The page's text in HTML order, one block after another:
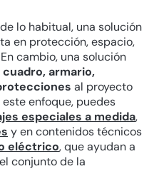
lo habitual, una solución
en protección, espacio,
cambio, una solución
cuadro, armario,
al proyecto
enfoque, puedes
especiales a medida,
y en contenidos técnicos
eléctrico, que ayudan a
conjunto de la